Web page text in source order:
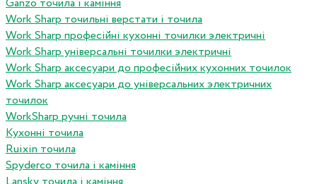
Ganzo точила і каміння
Work Sharp точильні верстати і точила
Work Sharp професiйнi кухоннi точилки электричнi
Work Sharp унiверсальнi точилки электричнi
Work Sharp аксесуари до професiйних кухонних точилок
Work Sharp аксесуари до унiверсальних электричних
точилок
WorkSharp ручні точила
Кухонні точила
Ruixin точила
Spyderco точила і каміння